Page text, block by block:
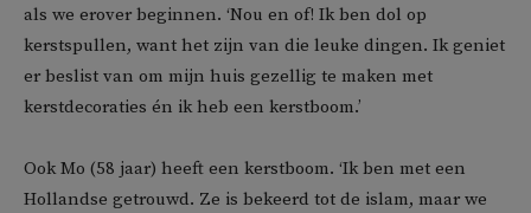
als we erover beginnen. ‘Nou en of! Ik ben dol op
kerstspullen, want het zijn van die leuke dingen. Ik geniet
er beslist van om mijn huis gezellig te maken met
kerstdecoraties én ik heb een kerstboom.’
Ook Mo (58 jaar) heeft een kerstboom. ‘Ik ben met een
Hollandse getrouwd. Ze is bekeerd tot de islam, maar we